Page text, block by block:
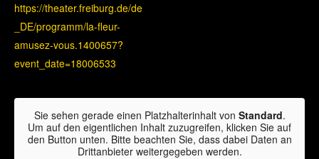
https://theater.freiburg.de/de
_DE/programm/la-fleur-
amusez-vous.1400657?
event_date=18006533
Sie sehen gerade einen Platzhalterinhalt von Standard.
Um auf den eigentlichen Inhalt zuzugreifen, klicken Sie auf
den Button unten. Bitte beachten Sie, dass dabei Daten an
Drittanbieter weitergegeben werden.